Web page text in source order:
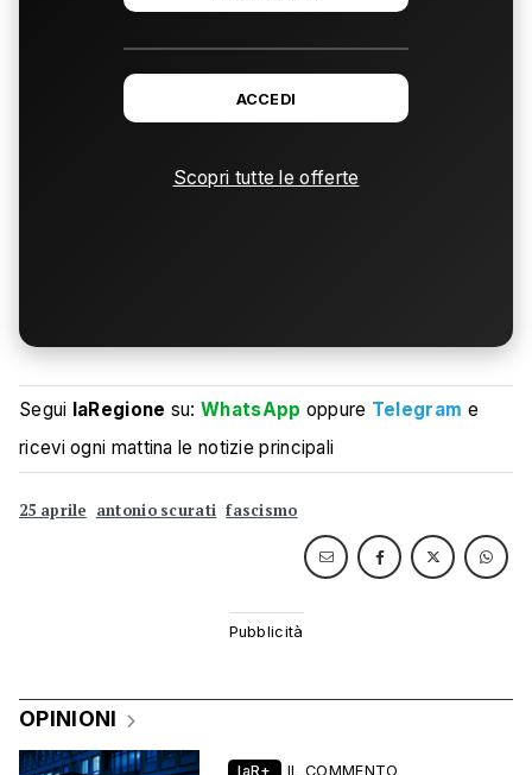
ACCEDI
Scopri tutte le offerte
Segui laRegione su:WhatsApp oppure Telegram e
ricevi ogni mattina le notizie principali
25 aprile antonio scurati fascismo
OPINIONI
laR+ IL COMMENTO